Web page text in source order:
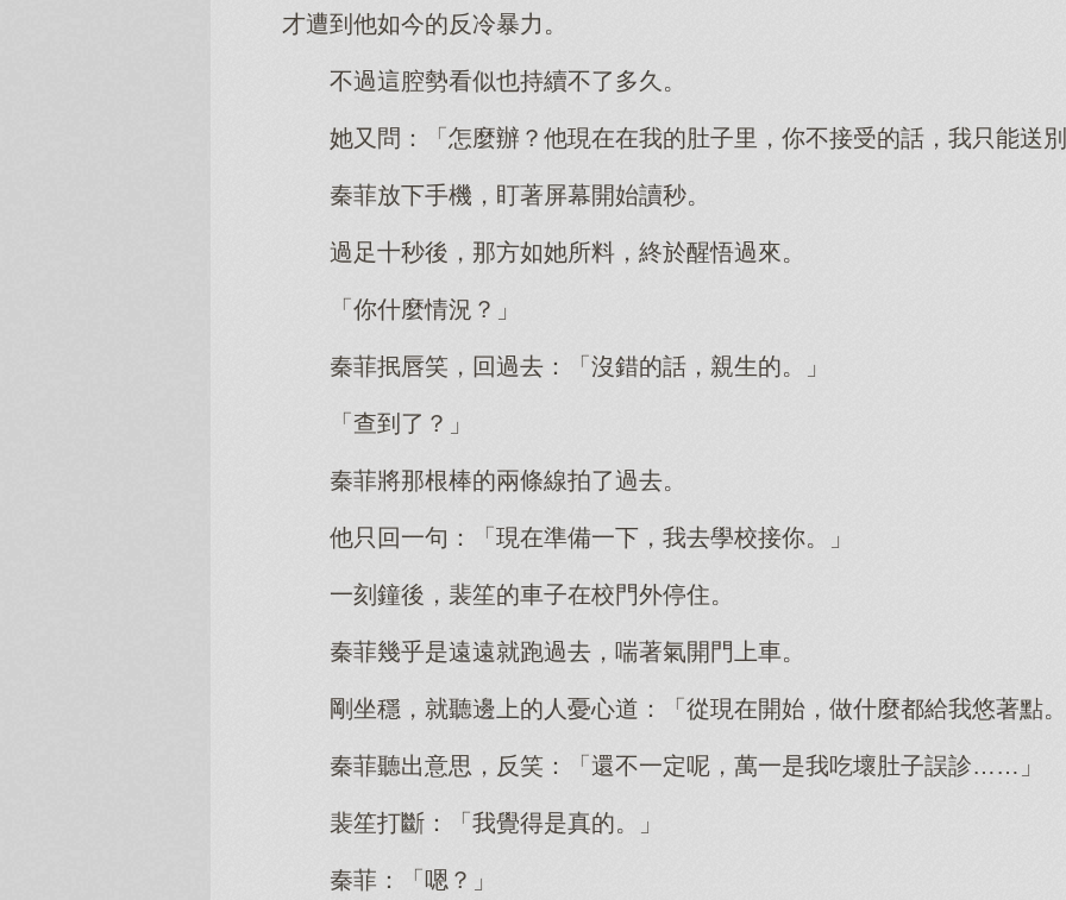
才遭到他如今的反冷暴力。
不過這腔勢看似也持續不了多久。
她又問：「怎麼辦？他現在在我的肚子里，你不接受的話，我只能送
秦菲放下手機，盯著屏幕開始讀秒。
過足十秒後，那方如她所料，終於醒悟過來。
「你什麼情況？」
秦菲抿唇笑，回過去：「沒錯的話，親生的。」
「查到了？」
秦菲將那根棒的兩條線拍了過去。
他只回一句：「現在準備一下，我去學校接你。」
一刻鐘後，裴笙的車子在校門外停住。
秦菲幾乎是遠遠就跑過去，喘著氣開門上車。
剛坐穩，就聽邊上的人憂心道：「從現在開始，做什麼都給我悠著點
秦菲聽出意思，反笑：「還不一定呢，萬一是我吃壞肚子誤診……」
裴笙打斷：「我覺得是真的。」
秦菲：「嗯？」